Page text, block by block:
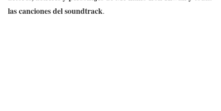
las canciones del soundtrack.